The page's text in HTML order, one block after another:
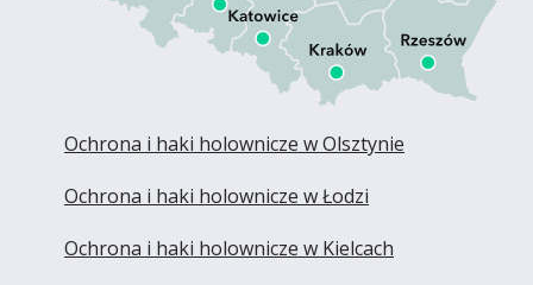
Ochrona i haki holownicze w Olsztynie
Ochrona i haki holownicze w Łodzi
Ochrona i haki holownicze w Kielcach